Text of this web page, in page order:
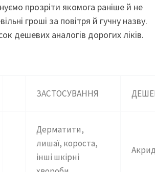
прозріти якомога раніше й не
гроші за повітря й гучну назву.
дешевих аналогів дорогих ліків.
ЗАСТОСУВАННЯ
Дерматити,
лишаї, короста,
інші шкірні